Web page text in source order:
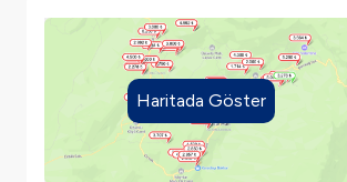
Haritada Göster